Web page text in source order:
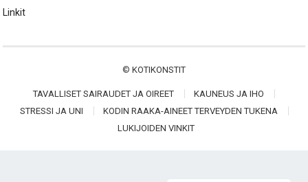
Linkit
© KOTIKONSTIT
TAVALLISET SAIRAUDET JA OIREET
KAUNEUS JA IHO
STRESSI JA UNI
KODIN RAAKA-AINEET TERVEYDEN TUKENA
LUKIJOIDEN VINKIT